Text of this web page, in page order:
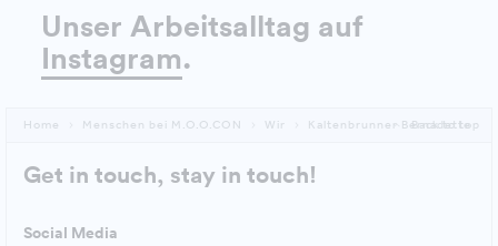
Unser Arbeitsalltag auf
Instagram.
Home Menschen bei M.O.O.CON Wir Kaltenbrunner Bernadette
Back to top
Get in touch, stay in touch!
Social Media